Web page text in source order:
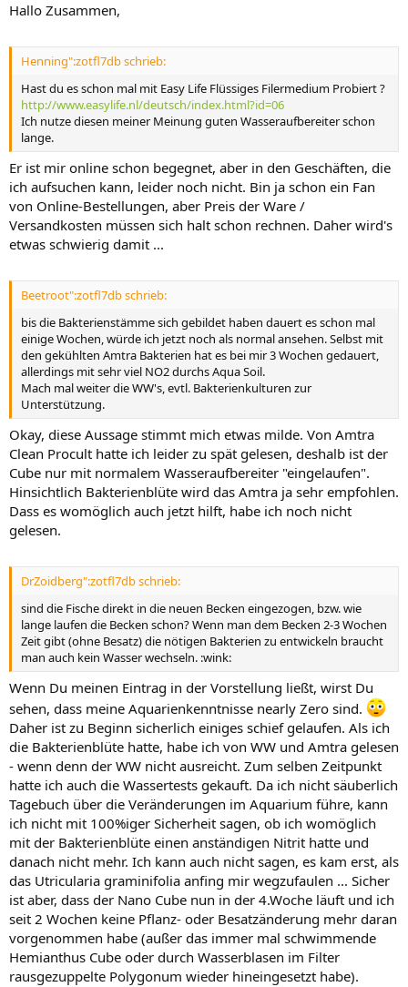
Hallo Zusammen,
Henning":zotfl7db schrieb:
Hast du es schon mal mit Easy Life Flüssiges Filermedium Probiert ?
http://www.easylife.nl/deutsch/index.html?id=06
Ich nutze diesen meiner Meinung guten Wasseraufbereiter schon
lange.
Er ist mir online schon begegnet, aber in den Geschäften, die
ich aufsuchen kann, leider noch nicht. Bin ja schon ein Fan
von Online-Bestellungen, aber Preis der Ware /
Versandkosten müssen sich halt schon rechnen. Daher wird's
etwas schwierig damit ...
Beetroot":zotfl7db schrieb:
bis die Bakterienstämme sich gebildet haben dauert es schon mal
einige Wochen, würde ich jetzt noch als normal ansehen. Selbst mit
den gekühlten Amtra Bakterien hat es bei mir 3 Wochen gedauert,
allerdings mit sehr viel NO2 durchs Aqua Soil.
Mach mal weiter die WW's, evtl. Bakterienkulturen zur
Unterstützung.
Okay, diese Aussage stimmt mich etwas milde. Von Amtra
Clean Procult hatte ich leider zu spät gelesen, deshalb ist der
Cube nur mit normalem Wasseraufbereiter "eingelaufen".
Hinsichtlich Bakterienblüte wird das Amtra ja sehr empfohlen.
Dass es womöglich auch jetzt hilft, habe ich noch nicht
gelesen.
DrZoidberg":zotfl7db schrieb:
sind die Fische direkt in die neuen Becken eingezogen, bzw. wie
lange laufen die Becken schon? Wenn man dem Becken 2-3 Wochen
Zeit gibt (ohne Besatz) die nötigen Bakterien zu entwickeln braucht
man auch kein Wasser wechseln. :wink:
Wenn Du meinen Eintrag in der Vorstellung ließt, wirst Du
sehen, dass meine Aquarienkenntnisse nearly Zero sind.
Daher ist zu Beginn sicherlich einiges schief gelaufen. Als ich
die Bakterienblüte hatte, habe ich von WW und Amtra gelesen
- wenn denn der WW nicht ausreicht. Zum selben Zeitpunkt
hatte ich auch die Wassertests gekauft. Da ich nicht säuberlich
Tagebuch über die Veränderungen im Aquarium führe, kann
ich nicht mit 100%iger Sicherheit sagen, ob ich womöglich
mit der Bakterienblüte einen anständigen Nitrit hatte und
danach nicht mehr. Ich kann auch nicht sagen, es kam erst, als
das Utricularia graminifolia anfing mir wegzufaulen ... Sicher
ist aber, dass der Nano Cube nun in der 4.Woche läuft und ich
seit 2 Wochen keine Pflanz- oder Besatzänderung mehr daran
vorgenommen habe (außer das immer mal schwimmende
Hemianthus Cube oder durch Wasserblasen im Filter
rausgezuppelte Polygonum wieder hineingesetzt habe).